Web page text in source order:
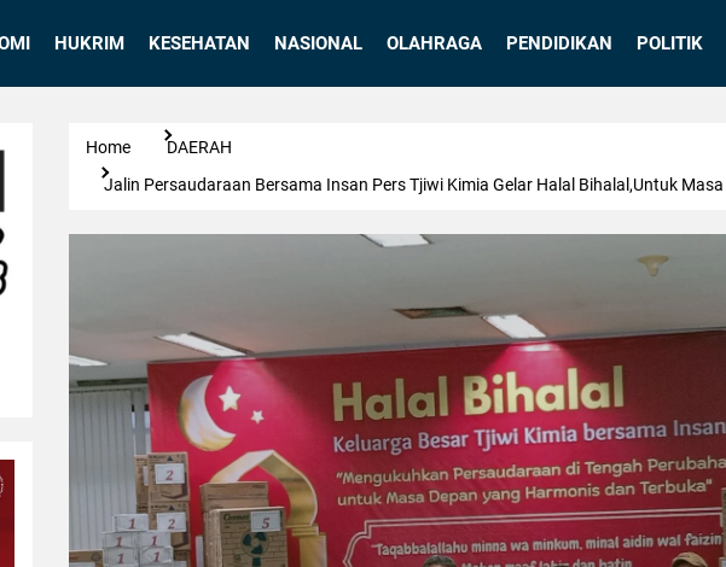
HUKRIM KESEHATAN NASIONAL OLAHRAGA PENDIDIKAN POLITIK
Home
DAERAH
Jalin Persaudaraan Bersama Insan Pers Tjiwi Kimia Gelar Halal Bihalal,Untuk